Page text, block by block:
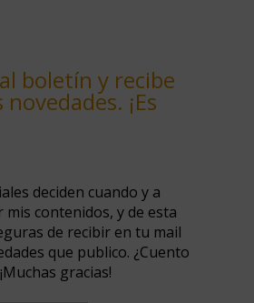
boletín y recibe
¡Es
deciden cuando y a
contenidos, y de esta
de recibir en tu mail
que publico. ¿Cuento
gracias!